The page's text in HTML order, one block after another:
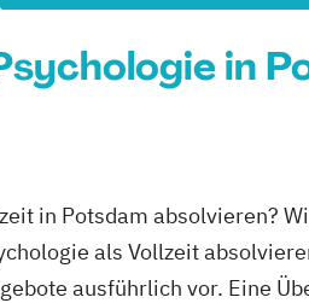
in
in Potsdam absolvieren?
als Vollzeit
ausführlich vor. Eine